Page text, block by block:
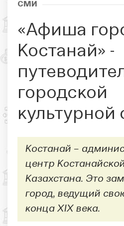
СМИ
«Афиша
Костанай» -
городской
культурной
Костанай –
центр
Казахстана. Это
город, ведущий
конца XIX века.